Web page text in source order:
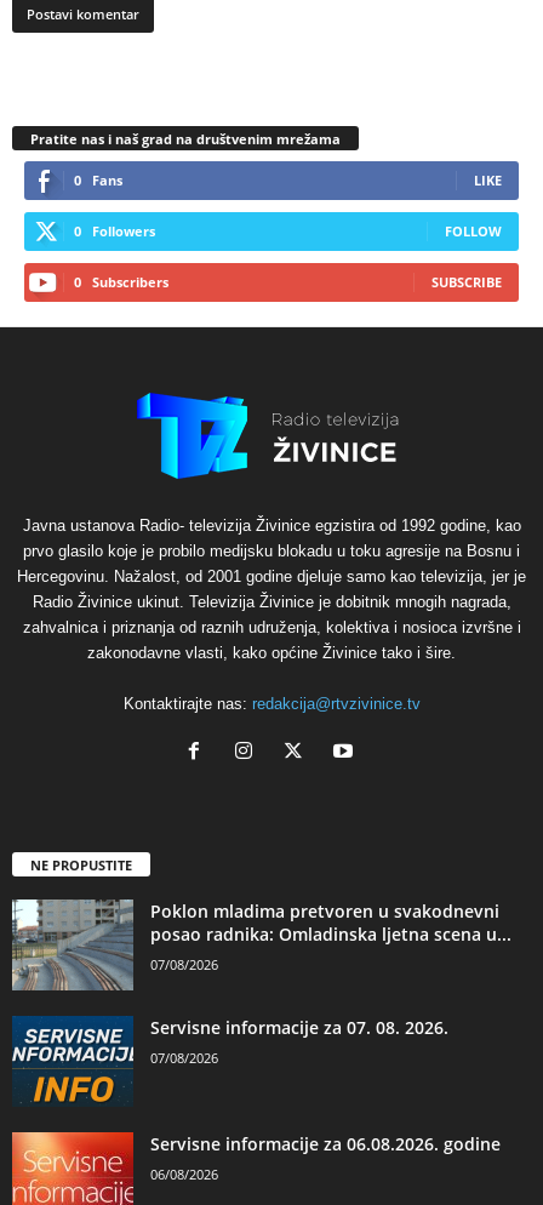
Pratite nas i naš grad na društvenim mrežama
0 Fans LIKE
0 Followers FOLLOW
0 Subscribers SUBSCRIBE
Javna ustanova Radio- televizija Živinice egzistira od 1992 godine, kao
prvo glasilo koje je probilo medijsku blokadu u toku agresije na Bosnu i
Hercegovinu. Nažalost, od 2001 godine djeluje samo kao televizija, jer je
Radio Živinice ukinut. Televizija Živinice je dobitnik mnogih nagrada,
zahvalnica i priznanja od raznih udruženja, kolektiva i nosioca izvršne i
zakonodavne vlasti, kako općine Živinice tako i šire.
Kontaktirajte nas: redakcija@rtvzivinice.tv
NE PROPUSTITE
Poklon mladima pretvoren u svakodnevni
posao radnika: Omladinska ljetna scena u...
07/08/2026
Servisne informacije za 07. 08. 2026.
07/08/2026
Servisne informacije za 06.08.2026. godine
06/08/2026